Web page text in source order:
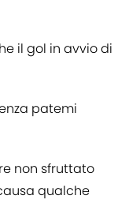
il gol in avvio di
patemi
non sfruttato
qualche